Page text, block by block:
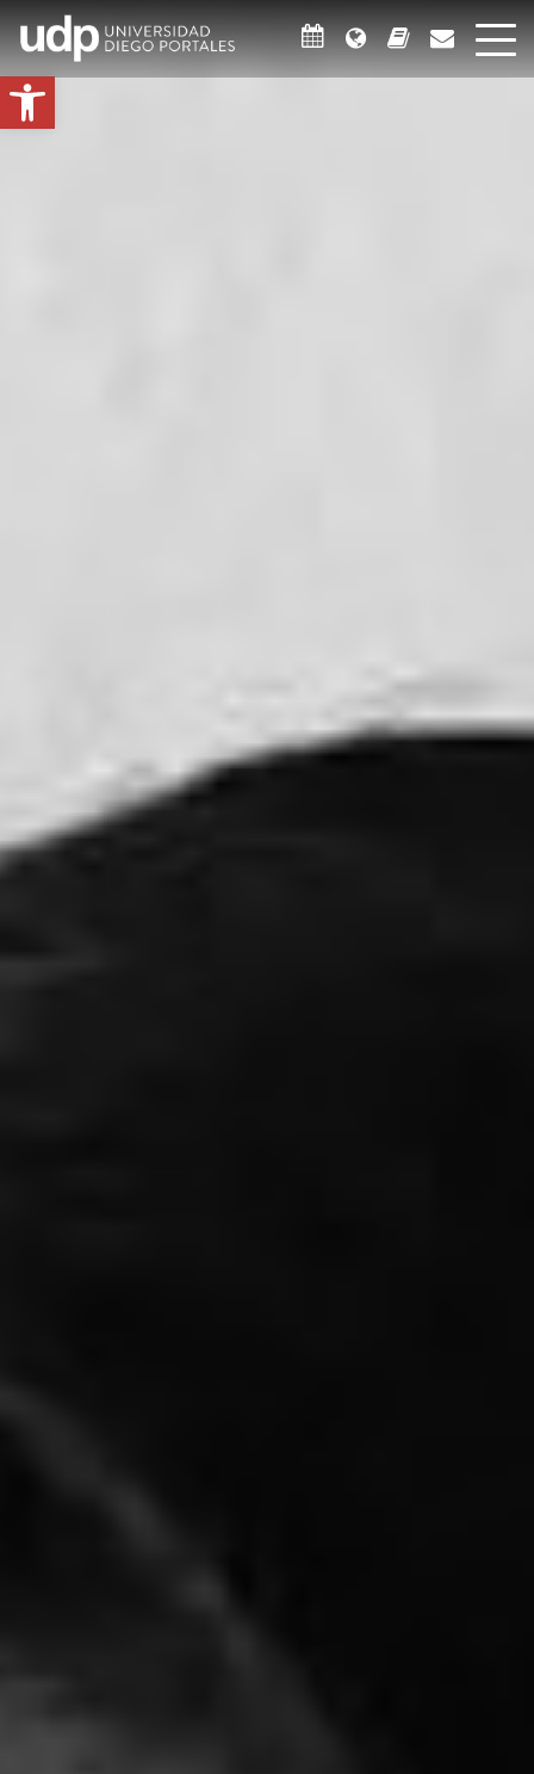
Abrir barra de herramientas